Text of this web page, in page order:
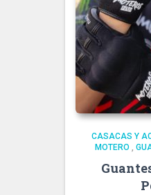
CASACAS Y
MOTERO,